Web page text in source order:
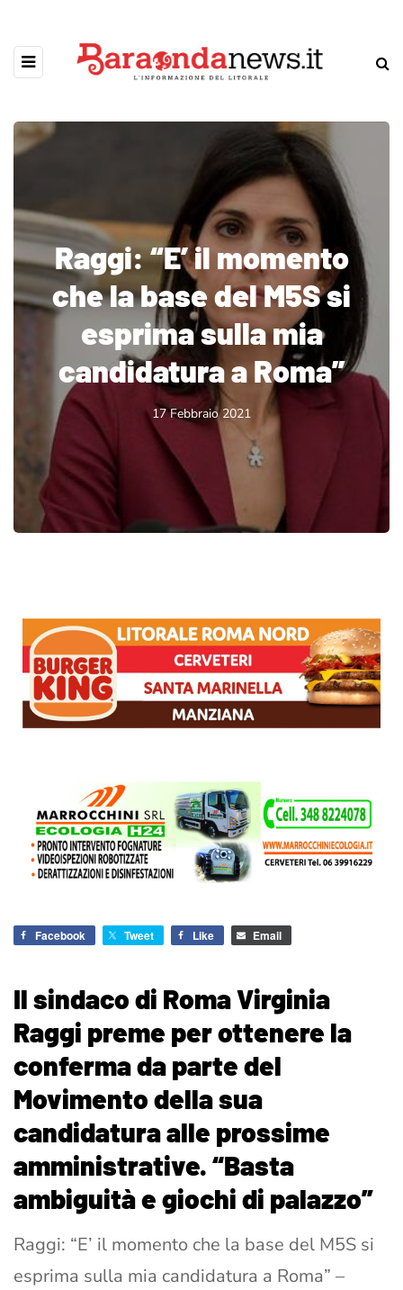
Raggi: “E’ il momento
che la base del M5S si
esprima sulla mia
candidatura a Roma”
17 Febbraio 2021
Facebook Tweet Like Email
Il sindaco di Roma Virginia
Raggi preme per ottenere la
conferma da parte del
Movimento della sua
candidatura alle prossime
amministrative. “Basta
ambiguità e giochi di palazzo”
Raggi: “E’ il momento che la base del M5S si
esprima sulla mia candidatura a Roma” –